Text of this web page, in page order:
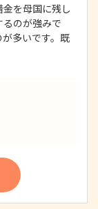
を母国に残し
のが強みで
多いです。既